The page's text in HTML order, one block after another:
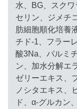
水、BG、スク
セリン、ジメチ
肪細胞順化培養
チド-1、フラー
酸3Na、パルミ
ン、加水分解エ
ゼリーエキス、
ノシタエキス、
ド、α-グルカン